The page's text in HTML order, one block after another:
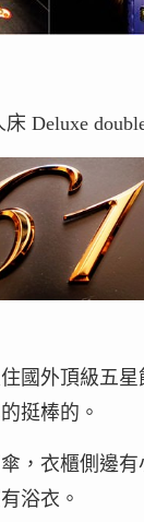
Deluxe
國外頂級五星
挺棒的。
，衣櫃側邊
浴衣。